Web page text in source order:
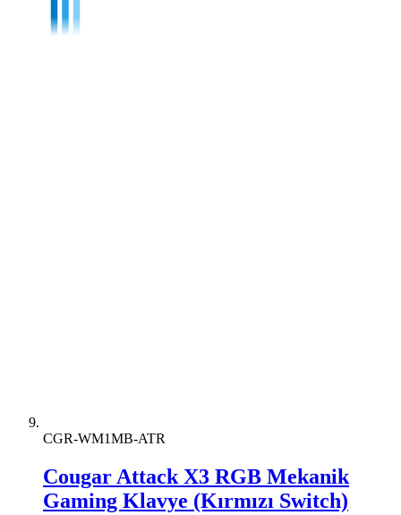
CGR-WM1MB-ATR
Cougar Attack X3 RGB Mekanik
Gaming Klavye (Kırmızı Switch)